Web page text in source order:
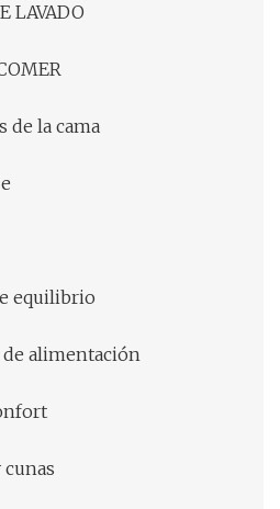
LAVADO
de la cama
equilibrio
alimentación
cunas